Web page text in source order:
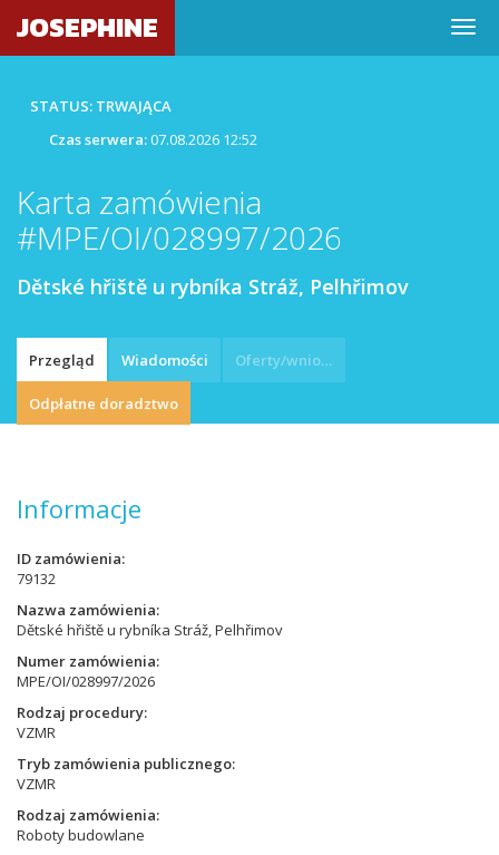
JOSEPHINE
STATUS: TRWAJĄCA
Czas serwera:07.08.2026 12:52
Karta zamówienia
#MPE/OI/028997/2026
Dětské hřiště u rybníka Stráž, Pelhřimov
Przegląd Wiadomości Oferty/wnioski
Odpłatne doradztwo
Informacje
ID zamówienia
79132
Nazwa zamówienia
Dětské hřiště u rybníka Stráž, Pelhřimov
Numer zamówienia
MPE/OI/028997/2026
Rodzaj procedury
VZMR
Tryb zamówienia publicznego
VZMR
Rodzaj zamówienia
Roboty budowlane